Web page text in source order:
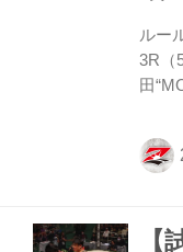
右ク
ー。...
ルー
3R（
田
ト：
ポー
ザ蹴
【